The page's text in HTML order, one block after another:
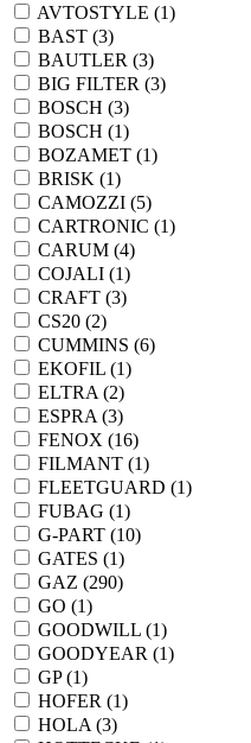
AVTOSTYLE (1)
BAST (3)
BAUTLER (3)
BIG FILTER (3)
BOSCH (3)
BOSCH (1)
BOZAMET (1)
BRISK (1)
CAMOZZI (5)
CARTRONIC (1)
CARUM (4)
COJALI (1)
CRAFT (3)
CS20 (2)
CUMMINS (6)
EKOFIL (1)
ELTRA (2)
ESPRA (3)
FENOX (16)
FILMANT (1)
FLEETGUARD (1)
FUBAG (1)
G-PART (10)
GATES (1)
GAZ (290)
GO (1)
GOODWILL (1)
GOODYEAR (1)
GP (1)
HOFER (1)
HOLA (3)